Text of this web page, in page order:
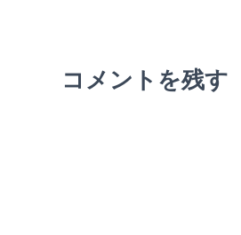
コメントを残す